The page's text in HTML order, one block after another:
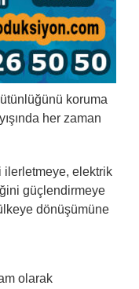
koruma
her zaman
ilerletmeye, elektrik
güçlendirmeye
dönüşümüne
olarak